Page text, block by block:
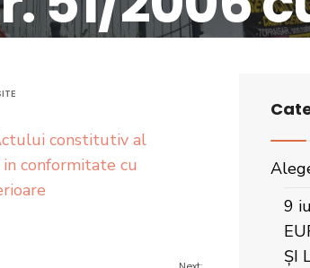
constitutiv al
conformitate cu
9
ȘI